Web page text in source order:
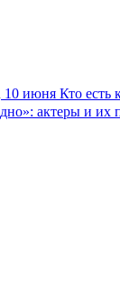
10 июня Кто есть
дно»: актеры и их